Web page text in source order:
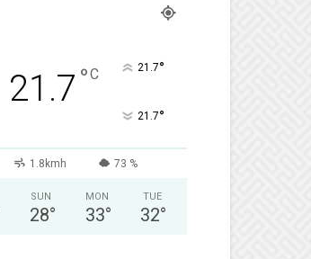
21.7 °C 21.7°
21.7°
1.8kmh 73 %
SUN
28°
MON
33°
TUE
32°